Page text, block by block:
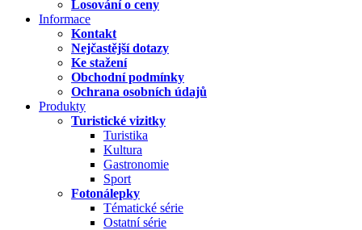
Losování o ceny
Informace
Kontakt
Nejčastější dotazy
Ke stažení
Obchodní podmínky
Ochrana osobních údajů
Produkty
Turistické vizitky
Turistika
Kultura
Gastronomie
Sport
Fotonálepky
Tématické série
Ostatní série